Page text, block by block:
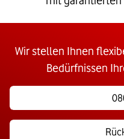
Wir stellen Ihnen
Bedürfnissen